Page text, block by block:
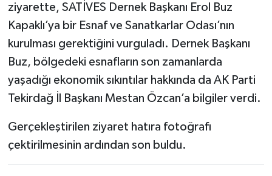
ziyarette, SATİVES Dernek Başkanı Erol Buz
Kapaklı’ya bir Esnaf ve Sanatkarlar Odası’nın
kurulması gerektiğini vurguladı. Dernek Başkanı
Buz, bölgedeki esnafların son zamanlarda
yaşadığı ekonomik sıkıntılar hakkında da AK Parti
Tekirdağ İl Başkanı Mestan Özcan’a bilgiler verdi.
Gerçekleştirilen ziyaret hatıra fotoğrafı
çektirilmesinin ardından son buldu.